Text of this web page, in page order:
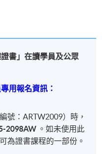
書」在讀學員及公眾
用報名資訊：
號：ARTW2009）時，
2098AW 。如未使用此
為證書課程的一部份。